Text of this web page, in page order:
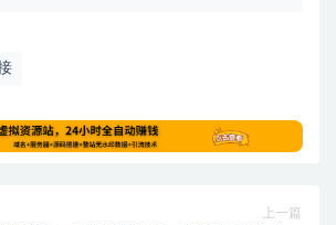
上一篇